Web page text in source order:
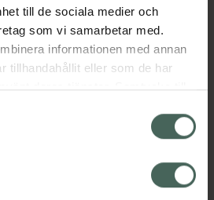
till de sociala medier och
som vi samarbetar med.
informationen med annan
tillhandahållit eller som de har
deras tjänster. Samtycke till
webbplatsens
återkallat samtycke påverkar inte
som skett innan återkallelsen.
innan
Visa